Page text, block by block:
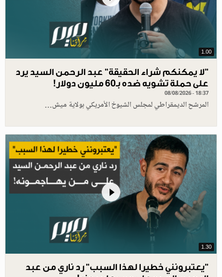
1.00
"لا يمكنكم شراء الحقيقة" عبد الرحمن السيد يرد
على حملة تشويه ضده بـ60 مليون دولار!
08/08/2026 - 18:37
المرشح الديمقراطي لمجلس الشيوخ الأمريكي بولاية ميش…
1.30
"يعتبرونني خطيرا لهذا السبب" رد ناري من عبد